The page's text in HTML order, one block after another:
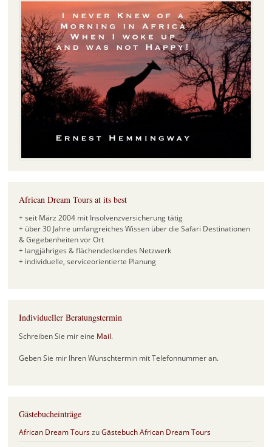
African Dream Tours at its best
+ seit März 2004 mit Insolvenzversicherung tätig
+ über 30 Jahre umfangreiches Wissen über die Safari Destinationen
& Gegebenheiten vor Ort
+ langjähriges & flächendeckendes Netzwerk
+ individuelle, serviceorientierte Planung
Individueller Beratungstermin
Schreiben Sie mir eine Mail.
Geben Sie mir Ihren Wunschtermin mit Telefonnummer an.
Gästebucheinträge
African Dream TourszuGästebuch African Dream Tours